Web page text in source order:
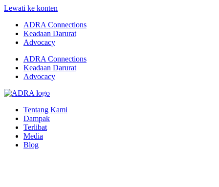
Lewati ke konten
ADRA Connections
Keadaan Darurat
Advocacy
ADRA Connections
Keadaan Darurat
Advocacy
Tentang Kami
Dampak
Terlibat
Media
Blog